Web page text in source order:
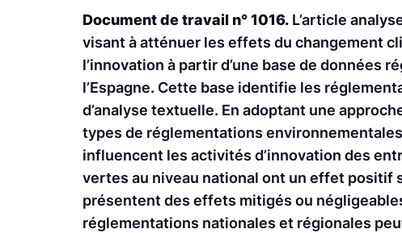
Document de travail n° 1016. L’article
visant à atténuer les effets du changement
l’innovation à partir d’une base de données
l’Espagne. Cette base identifie les
d’analyse textuelle. En adoptant une
types de réglementations
influencent les activités d’innovation des
vertes au niveau national ont un effet positif
présentent des effets mitigés ou
réglementations nationales et régionales